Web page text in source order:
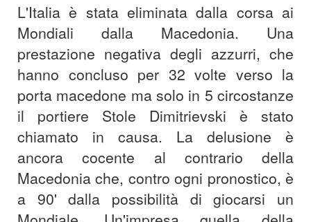
L'Italia è stata eliminata dalla corsa ai
Mondiali dalla Macedonia. Una
prestazione negativa degli azzurri, che
hanno concluso per 32 volte verso la
porta macedone ma solo in 5 circostanze
il portiere Stole Dimitrievski è stato
chiamato in causa. La delusione è
ancora cocente al contrario della
Macedonia che, contro ogni pronostico, è
a 90' dalla possibilità di giocarsi un